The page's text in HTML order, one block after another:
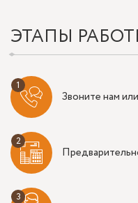
ЭТАПЫ
Звоните нам